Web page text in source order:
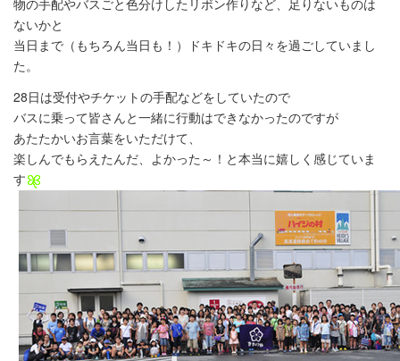
物の手配やバスごと色分けしたリボン作りなど、足りないものは
ないかと
当日まで（もちろん当日も！）ドキドキの日々を過ごしていまし
た。
28日は受付やチケットの手配などをしていたので
バスに乗って皆さんと一緒に行動はできなかったのですが
あたたかいお言葉をいただけて、
楽しんでもらえたんだ、よかった～！と本当に嬉しく感じていま
す